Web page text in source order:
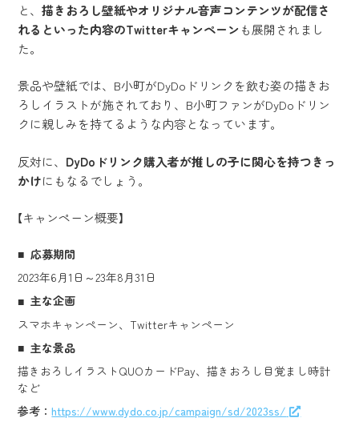
と、描きおろし壁紙やオリジナル音声コンテンツが配信さ
れるといった内容のTwitterキャンペーン も展開されまし
た。
景品や壁紙では、B小町がDyDoドリンクを飲む姿の描きお
ろしイラストが施されており、B小町ファンがDyDoドリン
クに親しみを持てるような内容となっています。
反対に、 DyDoドリンク購入者が推しの子に関心を持つきっ
かけにもなるでしょう。
【キャンペーン概要】
応募期間
2023年6月1日～23年8月31日
主な企画
スマホキャンペーン、Twitterキャンペーン
主な景品
描きおろしイラストQUOカードPay、描きおろし目覚まし時計
など
参考：https://www.dydo.co.jp/campaign/sd/2023ss/